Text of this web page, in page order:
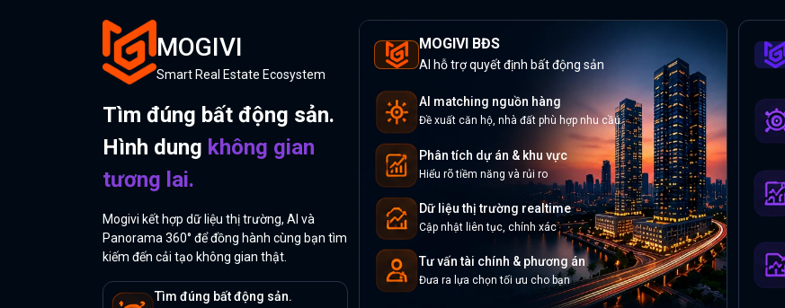
MOGIVI
Smart Real Estate Ecosystem
Tìm đúng bất động sản.
Hình dung không gian
tương lai.
Mogivi kết hợp dữ liệu thị trường, AI và
Panorama 360° để đồng hành cùng bạn tìm
kiếm đến cải tạo không gian thật.
Tìm đúng bất động sản.
MOGIVI BĐS
AI hỗ trợ quyết định bất động sản
AI matching nguồn hàng
Đề xuất căn hộ, nhà đất phù hợp nhu cầu
Phân tích dự án & khu vực
Hiểu rõ tiềm năng và rủi ro
Dữ liệu thị trường realtime
Cập nhật liên tục, chính xác
Tư vấn tài chính & phương án
Đưa ra lựa chọn tối ưu cho bạn